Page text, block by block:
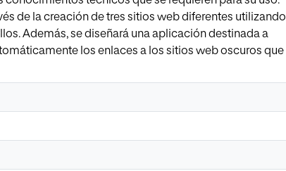
de la creación de tres sitios web diferentes utilizando
Además, se diseñará una aplicación destinada a
los enlaces a los sitios web oscuros que